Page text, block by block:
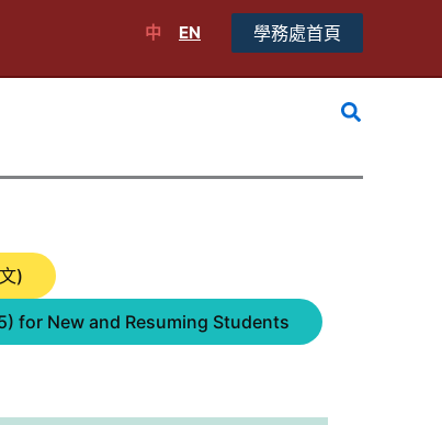
中 EN 學務處首頁
搜
)
for New and Resuming Students